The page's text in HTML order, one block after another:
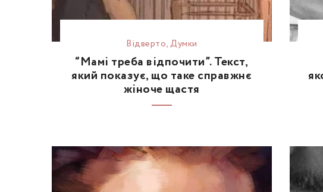
Відвертo,Думки
“Мамі треба відпочити”. Текст,
який показує, що таке справжнє
жіноче щастя